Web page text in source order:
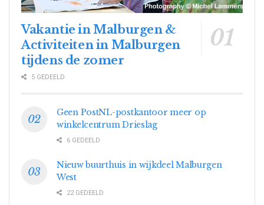
Vakantie in Malburgen &
Activiteiten in Malburgen
tijdens de zomer
5 GEDEELD
Geen PostNL-postkantoor meer op
winkelcentrum Drieslag
6 GEDEELD
Nieuw buurthuis in wijkdeel Malburgen
West
22 GEDEELD